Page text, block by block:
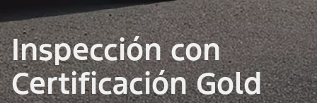
Inspección con
Certificación Gold